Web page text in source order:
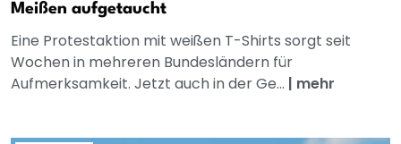
Meißen aufgetaucht
Eine Protestaktion mit weißen T-Shirts sorgt seit
Wochen in mehreren Bundesländern für
Aufmerksamkeit. Jetzt auch in der Ge... | mehr